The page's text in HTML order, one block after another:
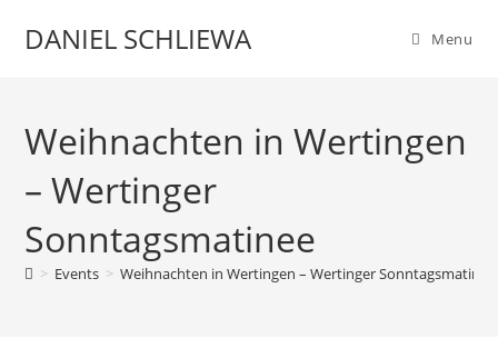
DANIEL SCHLIEWA Menu
Weihnachten in Wertingen
– Wertinger
Sonntagsmatinee
> Events > Weihnachten in Wertingen – Wertinger Sonntagsmatinee